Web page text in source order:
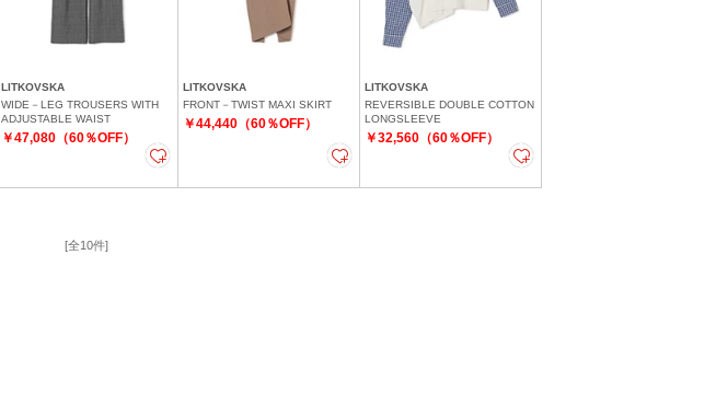
LITKOVSKA
WIDE－LEG TROUSERS WITH
ADJUSTABLE WAIST
￥47,080（60％OFF）
LITKOVSKA
FRONT－TWIST MAXI SKIRT
￥44,440（60％OFF）
LITKOVSKA
REVERSIBLE DOUBLE COTTON
LONGSLEEVE
￥32,560（60％OFF）
[全10件]